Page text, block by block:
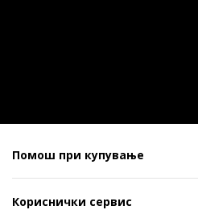
Помош при купување
Кориснички сервис